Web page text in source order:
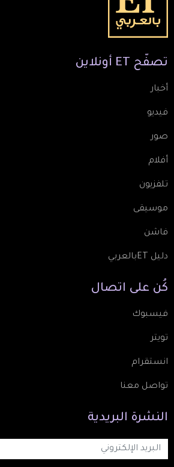
تصفّح ET أونلاين
أخبار
فيديو
صور
أفلام
تلفزيون
موسيقى
فاشن
دليل ETبالعربي
كُن على اتصال
فيسبوك
تويتر
انستقرام
تواصل معنا
النشرة البريدية